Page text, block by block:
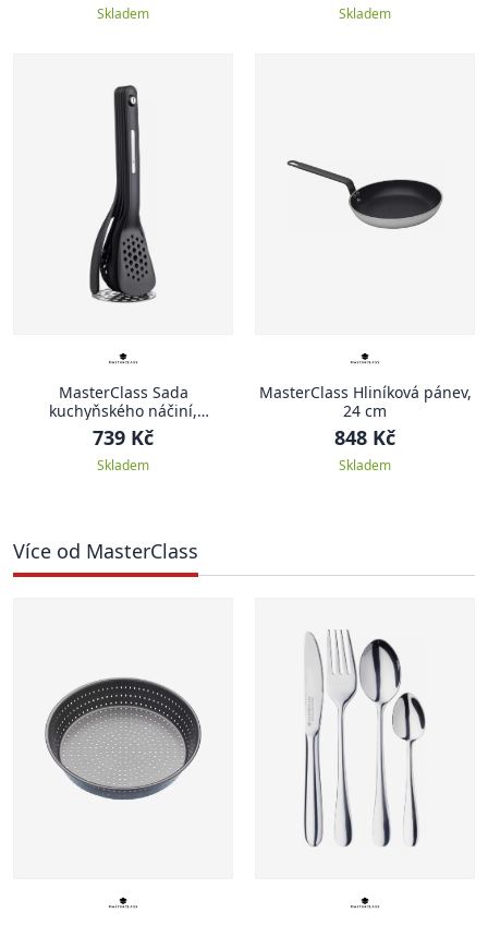
Skladem Skladem
MasterClass Sada
kuchyňského náčiní,
stohovatelná, 5 ks
739 Kč
Skladem
MasterClass Hliníková pánev,
24 cm
848 Kč
Skladem
Více od MasterClass